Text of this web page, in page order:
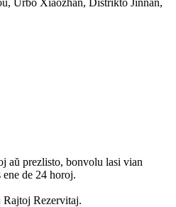
Urbo Xiaozhan, Distrikto Jinnan,
aŭ prezlisto, bonvolu lasi vian
de 24 horoj.
Rezervitaj.